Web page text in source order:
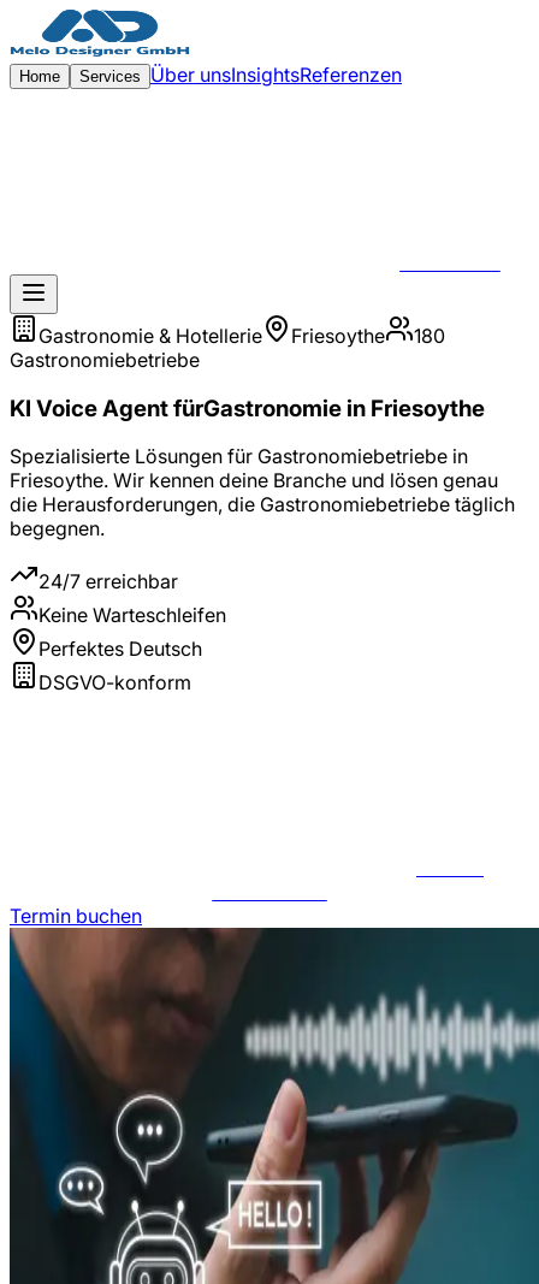
Zum Hauptinhalt springen
Home Services Über unsInsightsReferenzen
Gastronomie & Hotellerie Friesoythe
180
Gastronomiebetriebe
KI Voice AgentfürGastronomie in Friesoythe
Spezialisierte Lösungen für Gastronomiebetriebe in
Friesoythe. Wir kennen deine Branche und lösen genau
die Herausforderungen, die Gastronomiebetriebe täglich
begegnen.
24/7 erreichbar
Keine Warteschleifen
Perfektes Deutsch
DSGVO-konform
Termin buchen